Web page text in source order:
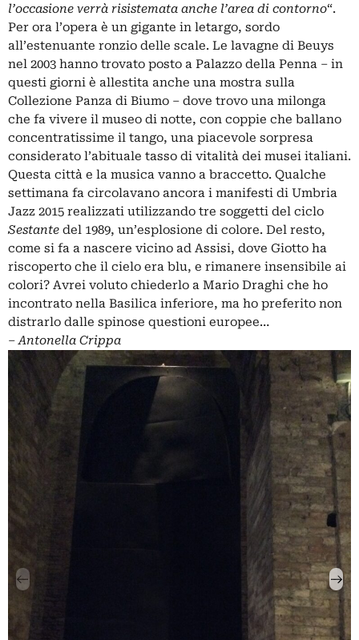
l’occasione verrà risistemata anche l’area di contorno“.
Per ora l’opera è un gigante in letargo, sordo
all’estenuante ronzio delle scale. Le lavagne di Beuys
nel 2003 hanno trovato posto a Palazzo della Penna – in
questi giorni è allestita anche una mostra sulla
Collezione Panza di Biumo – dove trovo una milonga
che fa vivere il museo di notte, con coppie che ballano
concentratissime il tango, una piacevole sorpresa
considerato l’abituale tasso di vitalità dei musei italiani.
Questa città e la musica vanno a braccetto. Qualche
settimana fa circolavano ancora i manifesti di Umbria
Jazz 2015 realizzati utilizzando tre soggetti del ciclo
Sestante del 1989, un’esplosione di colore. Del resto,
come si fa a nascere vicino ad Assisi, dove Giotto ha
riscoperto che il cielo era blu, e rimanere insensibile ai
colori? Avrei voluto chiederlo a Mario Draghi che ho
incontrato nella Basilica inferiore, ma ho preferito non
distrarlo dalle spinose questioni europee…
– Antonella Crippa